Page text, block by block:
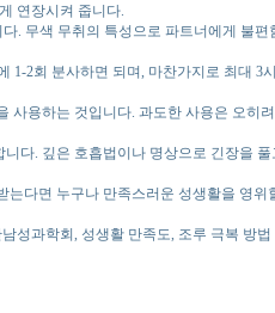
연장시켜 줍니다.
. 무색 무취의 특성으로 파트너에게 불
1-2회 분사하면 되며, 마찬가지로 최대
용하는 것입니다. 과도한 사용은 오히
다. 깊은 호흡법이나 명상으로 긴장을
다면 누구나 만족스러운 성생활을 영
성과학회, 성생활 만족도, 조루 극복 방법